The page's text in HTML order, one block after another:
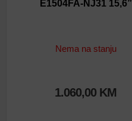
E1504FA-NJ31 15,6”
Nema na stanju
1.060,00 KM